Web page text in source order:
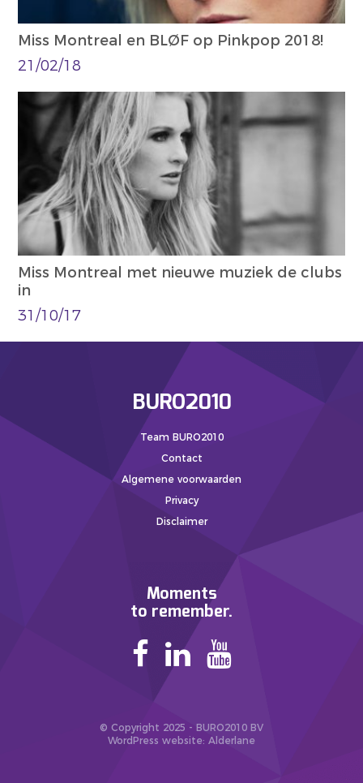
Miss Montreal en BLØF op Pinkpop 2018!
21/02/18
Miss Montreal met nieuwe muziek de clubs
in
31/10/17
BURO2010
Team BURO2010
Contact
Algemene voorwaarden
Privacy
Disclaimer
Moments
to remember.
© Copyright 2025 - BURO2010 BV
WordPress website: Alderlane